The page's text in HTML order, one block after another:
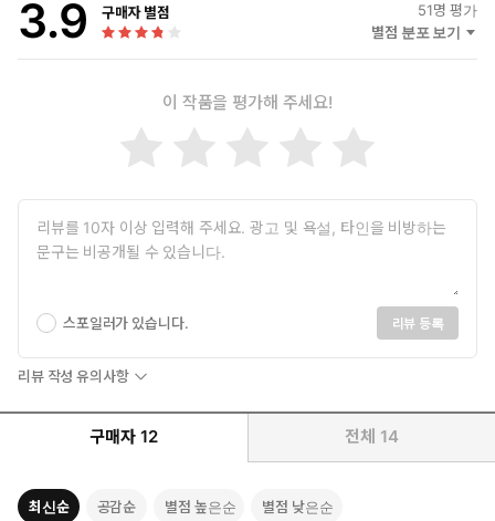
3.9 구매자 별점 51명 평가
별점 분포 보기
이 작품을 평가해 주세요!
스포일러가 있습니다. 리뷰 등록
리뷰 작성 유의사항
구매자 12 전체 14
최신순 공감순 별점 높은순 별점 낮은순